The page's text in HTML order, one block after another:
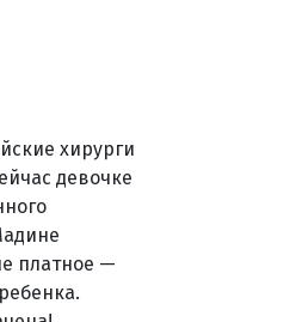
хирурги
девочке
платное —